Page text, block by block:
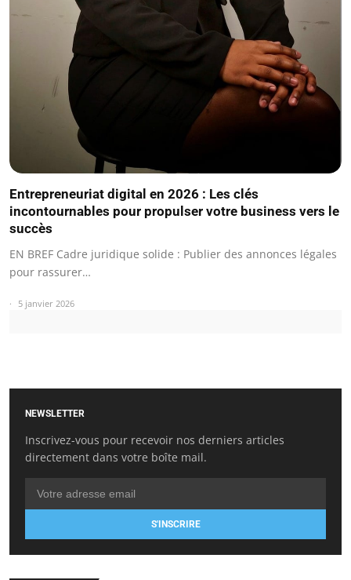
Entrepreneuriat digital en 2026 : Les clés
incontournables pour propulser votre business vers le
succès
EN BREF Cadre juridique solide : Publier des annonces légales
pour rassurer…
5 janvier 2026
NEWSLETTER
Inscrivez-vous pour recevoir nos derniers articles
directement dans votre boîte mail.
S'INSCRIRE